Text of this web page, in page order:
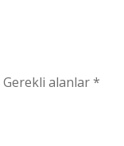
Gerekli alanlar*